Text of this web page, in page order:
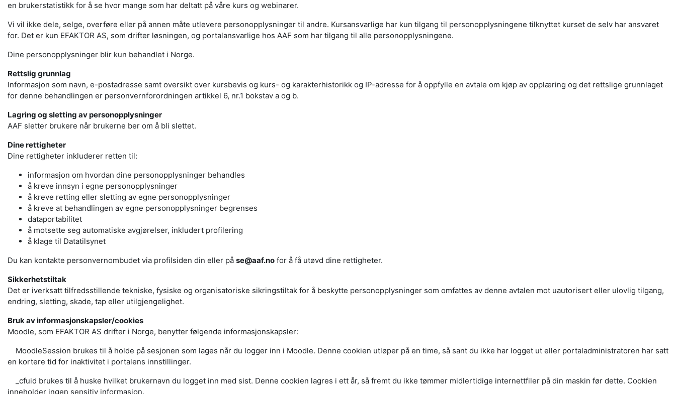
en brukerstatistikk for å se hvor mange som har deltatt på våre kurs og webinarer.
Vi vil ikke dele, selge, overføre eller på annen måte utlevere personopplysninger til andre. Kursansvarlige har kun tilgang til personopplysningene tilknyttet kurset de selv har ansvaret
for. Det er kun EFAKTOR AS, som drifter løsningen, og portalansvarlige hos AAF som har tilgang til alle personopplysningene.
Dine personopplysninger blir kun behandlet i Norge.
Rettslig grunnlag
Informasjon som navn, e-postadresse samt oversikt over kursbevis og kurs- og karakterhistorikk og IP-adresse for å oppfylle en avtale om kjøp av opplæring og det rettslige grunnlaget
for denne behandlingen er personvernforordningen artikkel 6, nr.1 bokstav a og b.
Lagring og sletting av personopplysninger
AAF sletter brukere når brukerne ber om å bli slettet.
Dine rettigheter
Dine rettigheter inkluderer retten til:
informasjon om hvordan dine personopplysninger behandles
å kreve innsyn i egne personopplysninger
å kreve retting eller sletting av egne personopplysninger
å kreve at behandlingen av egne personopplysninger begrenses
dataportabilitet
å motsette seg automatiske avgjørelser, inkludert profilering
å klage til Datatilsynet
Du kan kontakte personvernombudet via profilsiden din eller på se@aaf.no for å få utøvd dine rettigheter.
Sikkerhetstiltak
Det er iverksatt tilfredsstillende tekniske, fysiske og organisatoriske sikringstiltak for å beskytte personopplysninger som omfattes av denne avtalen mot uautorisert eller ulovlig tilgang,
endring, sletting, skade, tap eller utilgjengelighet.
Bruk av informasjonskapsler/cookies
Moodle, som EFAKTOR AS drifter i Norge, benytter følgende informasjonskapsler:
MoodleSession brukes til å holde på sesjonen som lages når du logger inn i Moodle. Denne cookien utløper på en time, så sant du ikke har logget ut eller portaladministratoren har satt
en kortere tid for inaktivitet i portalens innstillinger.
_cfuid brukes til å huske hvilket brukernavn du logget inn med sist. Denne cookien lagres i ett år, så fremt du ikke tømmer midlertidige internettfiler på din maskin før dette. Cookien
inneholder ingen sensitiv informasjon.